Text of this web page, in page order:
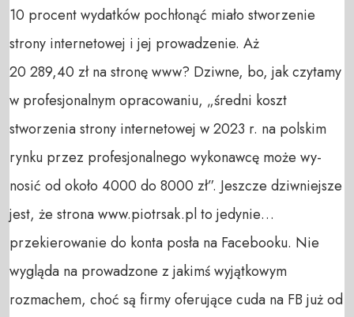
10 procent wydatków pochłonąć miało stworzenie
strony internetowej i jej prowadzenie. Aż
20 289,40 zł na stronę www? Dziwne, bo, jak czytamy
w profesjonalnym opracowaniu, „średni koszt
stworzenia strony internetowej w 2023 r. na polskim
rynku przez profesjonalnego wykonawcę może wy-
nosić od około 4000 do 8000 zł”. Jeszcze dziwniejsze
jest, że strona www.piotrsak.pl to jedynie…
przekierowanie do konta posła na Facebooku. Nie
wygląda na prowadzone z jakimś wyjątkowym
rozmachem, choć są firmy oferujące cuda na FB już od